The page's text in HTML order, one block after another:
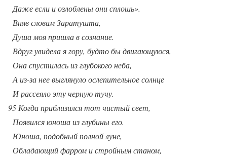
Даже если и озлоблены они сплошь».
Вняв словам Заратушта,
Душа моя пришла в сознание.
Вдруг увидела я гору, будто бы двигающуюся,
Она спустилась из глубокого неба,
А из-за нее выглянуло ослепительное солнце
И рассеяло эту черную тучу.
95 Когда приблизился тот чистый свет,
Появился юноша из глубины его.
Юноша, подобный полной луне,
Обладающий фарром и стройным станом,